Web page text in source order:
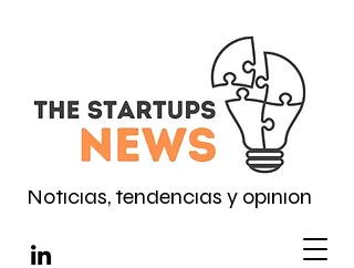
Noticias, tendencias y opinión